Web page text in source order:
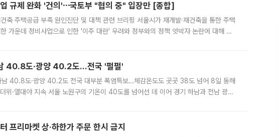
규제 완화 '건의'⋯국토부 "협의 중" 입장만 [종합]
축 주택공급 부족 원인진단 및 대책 관련 브리핑 서울시가 재개발·재건축을 통한 주택
가운데 정비사업으로 인한 '이주 대란' 우려와 정부와의 정책 엇박자 논란에 대해 정
40.8도·광양 40.2도…전국 '펄펄'
40.8도·광양 40.2도 전국 대부분 폭염특보…체감온도도 곳곳 38도 넘어 8일 동해
위·열대야 지속 서울 노원구의 기온이 40도를 넘어선 데 이어 경기 하남과 전남 광양
프리마켓 상·하한가 주문 한시 금지